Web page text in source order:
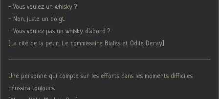
- Vous voulez un whisky ?
- Non, juste un doigt.
- Vous voulez pas un whisky d'abord ?
[La cité de la peur, Le commissaire Bialès et Odile Deray.]
Une personne qui compte sur les efforts dans les moments difficiles
réussira toujours.